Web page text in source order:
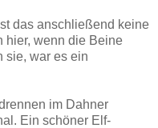
das anschließend keine
hier, wenn die Beine
sie, war es ein
im Dahner
Ein schöner Elf-